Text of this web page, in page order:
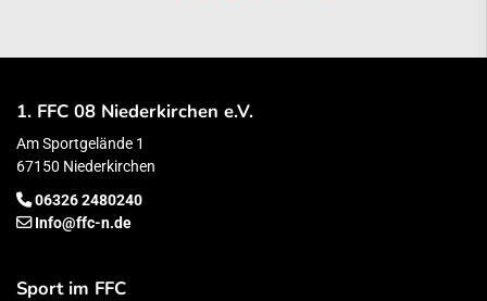
1. FFC 08 Niederkirchen e.V.
Am Sportgelände 1
67150 Niederkirchen
06326 2480240
Info@ffc-n.de
Sport im FFC